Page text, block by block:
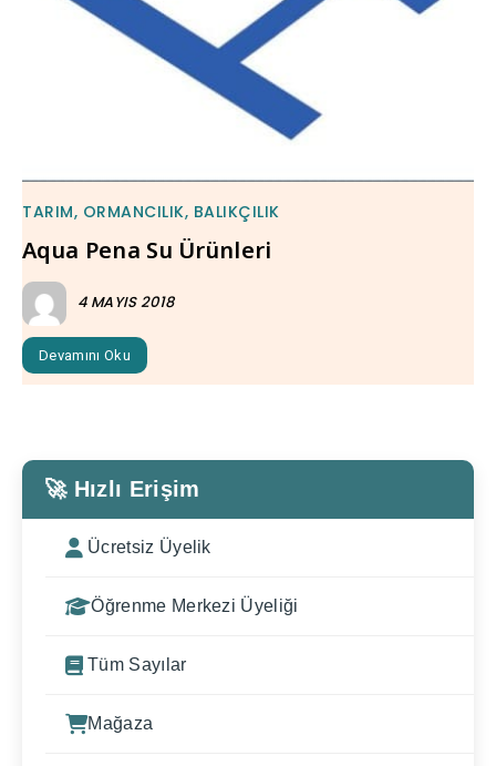
TARIM, ORMANCILIK, BALIKÇILIK
Aqua Pena Su Ürünleri
4 MAYIS 2018
Devamını Oku
🚀 Hızlı Erişim
Ücretsiz Üyelik
Öğrenme Merkezi Üyeliği
Tüm Sayılar
Mağaza